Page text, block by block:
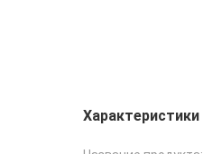
Характеристики